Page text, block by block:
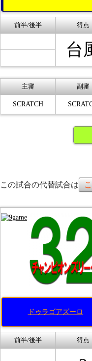
前半/後半 得点
台
主審 副審
SCRATCH
この試合の代替試合は
ドゥラゴアズーロ
前半/後半 得点